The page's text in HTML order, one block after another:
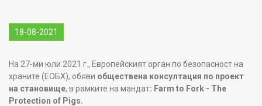
18-08-2021
На 27-ми юли 2021 г., Европейският орган по безопасност на
храните (ЕОБХ), обяви обществена консултация по проект
на становище, в рамките на мандат: Farm to Fork - The
Protection of Pigs.